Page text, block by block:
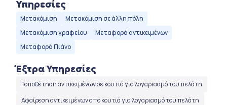
Υπηρεσίες
Μετακόμιση
Μετακόμιση σε άλλη πόλη
Μετακόμιση γραφείου
Μεταφορά αντικειμένων
Μεταφορά Πιάνο
Έξτρα Υπηρεσίες
Τοποθέτηση αντικειμένων σε κουτιά για λογαριασμό του πελάτη
Αφαίρεση αντικειμένων από κουτιά για λογαριασμό του πελάτη